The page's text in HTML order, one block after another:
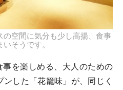
空間に気分も少し高揚、食事
そうです。
を楽しめる、大人のための
した「花籠味」が、同じく